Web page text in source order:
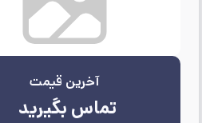
آخرین قیمت
تماس بگیرید